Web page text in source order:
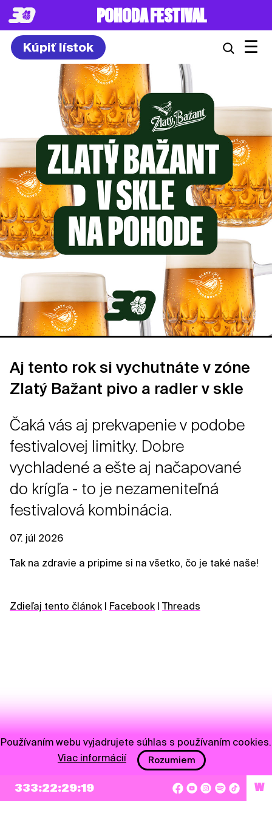
POHODA FESTIVAL
Kúpiť lístok ☰
Aj tento rok si vychutnáte v zóne
Zlatý Bažant pivo a radler v skle
Čaká vás aj prekvapenie v podobe
festivalovej limitky. Dobre
vychladené a ešte aj načapované
do krígľa - to je nezameniteľná
festivalová kombinácia.
07. júl 2026
Tak na zdravie a pripime si na všetko, čo je také naše!
Zdieľaj tento článok Facebook Threads
NEWSLETTER
333:22:29:18 W
Používaním webu vyjadrujete súhlas s používaním cookies.
Viac informácií
Rozumiem